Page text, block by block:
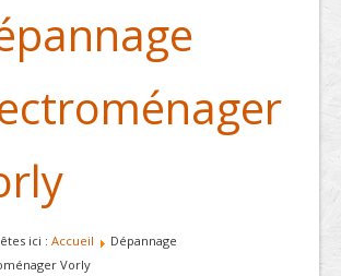
ici : Accueil
Dépannage
Vorly